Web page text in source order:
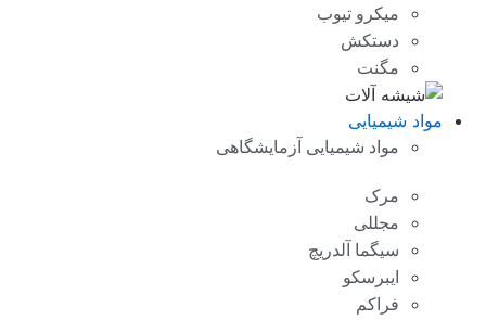
میکرو تیوب
دستکش
مگنت
مواد شیمیایی
مواد شیمیایی آزمایشگاهی
مرک
مجللی
سیگما آلدریچ
ایبرسکو
فراکم